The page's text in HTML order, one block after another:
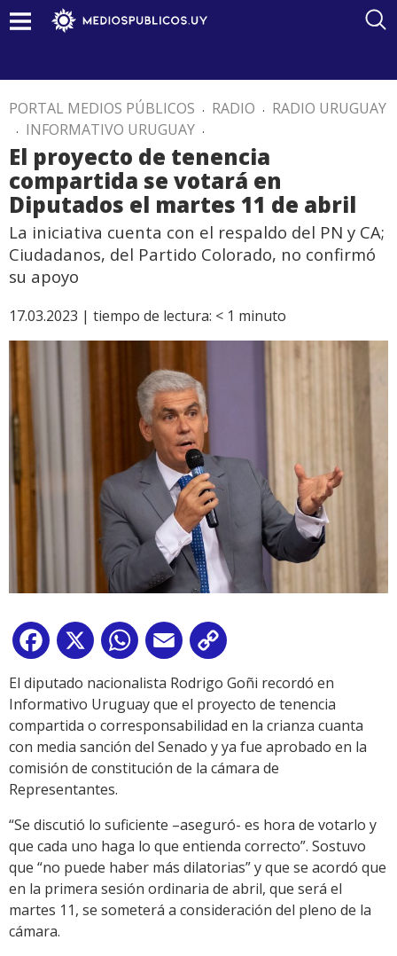
PORTAL MEDIOS PÚBLICOS . RADIO . RADIO URUGUAY
. INFORMATIVO URUGUAY .
El proyecto de tenencia
compartida se votará en
Diputados el martes 11 de abril
La iniciativa cuenta con el respaldo del PN y CA;
Ciudadanos, del Partido Colorado, no confirmó
su apoyo
17.03.2023 | tiempo de lectura: < 1 minuto
Facebook
X WhatsApp
Email
Link
El diputado nacionalista Rodrigo Goñi recordó en
Informativo Uruguay que el proyecto de tenencia
compartida o corresponsabilidad en la crianza cuanta
con media sanción del Senado y ya fue aprobado en la
comisión de constitución de la cámara de
Representantes.
“Se discutió lo suficiente –aseguró- es hora de votarlo y
que cada uno haga lo que entienda correcto”. Sostuvo
que “no puede haber más dilatorias” y que se acordó que
en la primera sesión ordinaria de abril, que será el
martes 11, se someterá a consideración del pleno de la
cámara.